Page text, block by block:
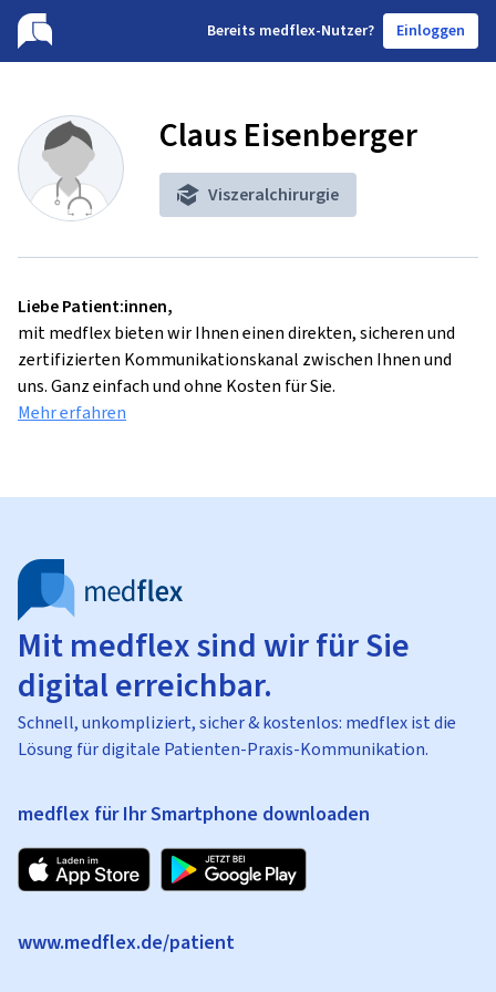
Bereits medflex-Nutzer? Einloggen
Claus Eisenberger
Viszeralchirurgie
Liebe Patient:innen,
mit medflex bieten wir Ihnen einen direkten, sicheren und
zertifizierten Kommunikationskanal zwischen Ihnen und
uns. Ganz einfach und ohne Kosten für Sie.
Mehr erfahren
Mit medflex sind wir für Sie
digital erreichbar.
Schnell, unkompliziert, sicher & kostenlos: medflex ist die
Lösung für digitale Patienten-Praxis-Kommunikation.
medflex für Ihr Smartphone downloaden
www.medflex.de/patient